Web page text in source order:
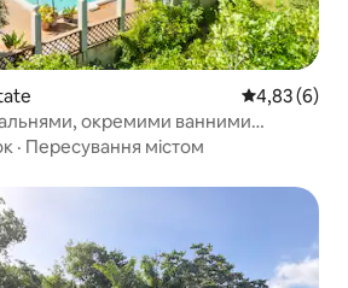
Середня
4,83 (6)
окремими ванними
і чудовим краєвидом
· Пересування містом